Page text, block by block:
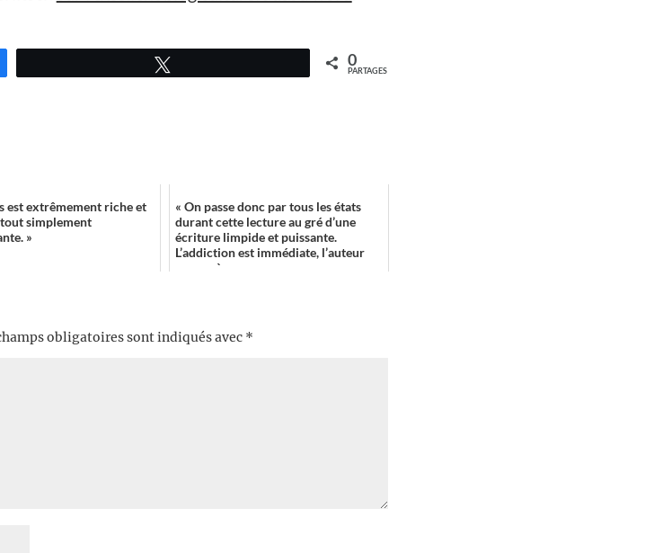
0
PARTAGES
est extrêmement riche et
simplement
»
« On passe donc par tous les états
durant cette lecture au gré d’une
écriture limpide et puissante.
L’addiction est immédiate, l’auteur
nous mène par ...
obligatoires sont indiqués avec *